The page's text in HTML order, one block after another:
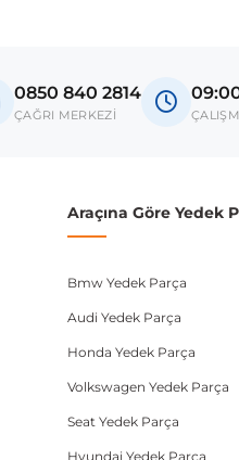
Sipariş vermeden önce
0850 840 2814
ÇAĞRI MERKEZİ
Araçına Göre Yedek
Bmw Yedek Parça
Audi Yedek Parça
Honda Yedek Parça
Volkswagen Yedek Parça
Seat Yedek Parça
Hyundai Yedek Parça